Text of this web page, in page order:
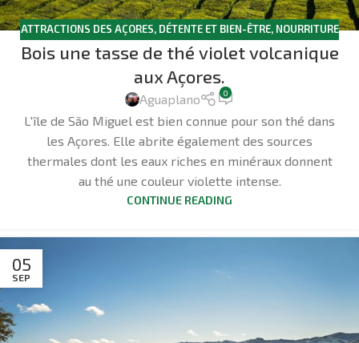
ATTRACTIONS DES AÇORES, DÉTENTE ET BIEN-ÊTRE, NOURRITURE
ET BOISSONS
Bois une tasse de thé violet volcanique
aux Açores.
Aguaplano 0
L'île de São Miguel est bien connue pour son thé dans
les Açores. Elle abrite également des sources
thermales dont les eaux riches en minéraux donnent
au thé une couleur violette intense.
CONTINUE READING
05
SEP